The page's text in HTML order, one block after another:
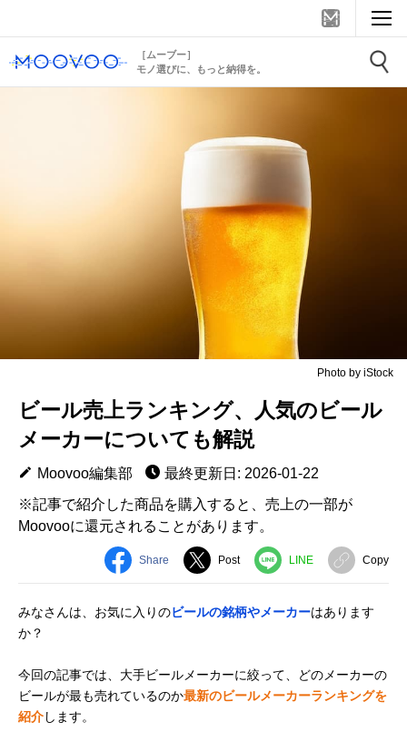
［ムーブー］
モノ選びに、もっと納得を。
Photo by iStock
ビール売上ランキング、人気のビール
メーカーについても解説
Moovoo編集部
最終更新日: 2026-01-22
※記事で紹介した商品を購入すると、売上の一部が
Moovooに還元されることがあります。
Share Post LINE Copy
みなさんは、お気に入りのビールの銘柄やメーカーはあります
か？
今回の記事では、大手ビールメーカーに絞って、どのメーカーの
ビールが最も売れているのか最新のビールメーカーランキングを
紹介します。